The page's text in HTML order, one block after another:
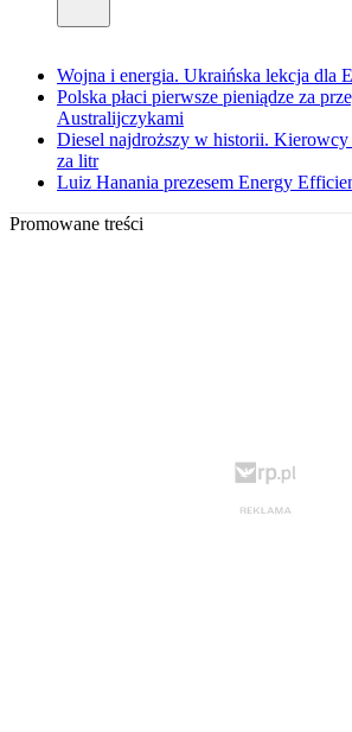
Wojna i energia. Ukraińska lekcja dla
Polska płaci pierwsze pieniądze za
Australijczykami
Diesel najdroższy w historii. Kierowcy
za litr
Luiz Hanania prezesem Energy
Promowane treści